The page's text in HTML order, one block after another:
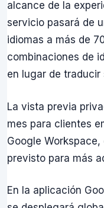
alcance de la
servicio pasará de
idiomas a más de
combinaciones de
en lugar de
La vista previa
mes para clientes
Google
previsto para más
En la aplicación